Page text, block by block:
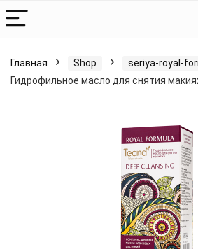
Главная Shop
seriya-royal-
Гидрофильное масло для снятия